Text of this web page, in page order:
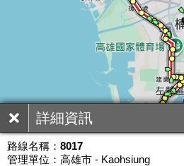
詳細資訊
路線名稱： 8017
管理單位：高雄市 - Kaohsiung